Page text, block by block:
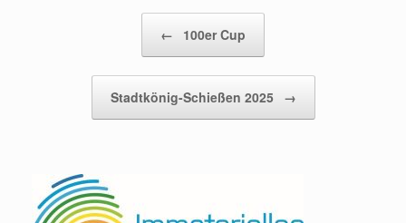
← 100er Cup
Stadtkönig-Schießen 2025 →